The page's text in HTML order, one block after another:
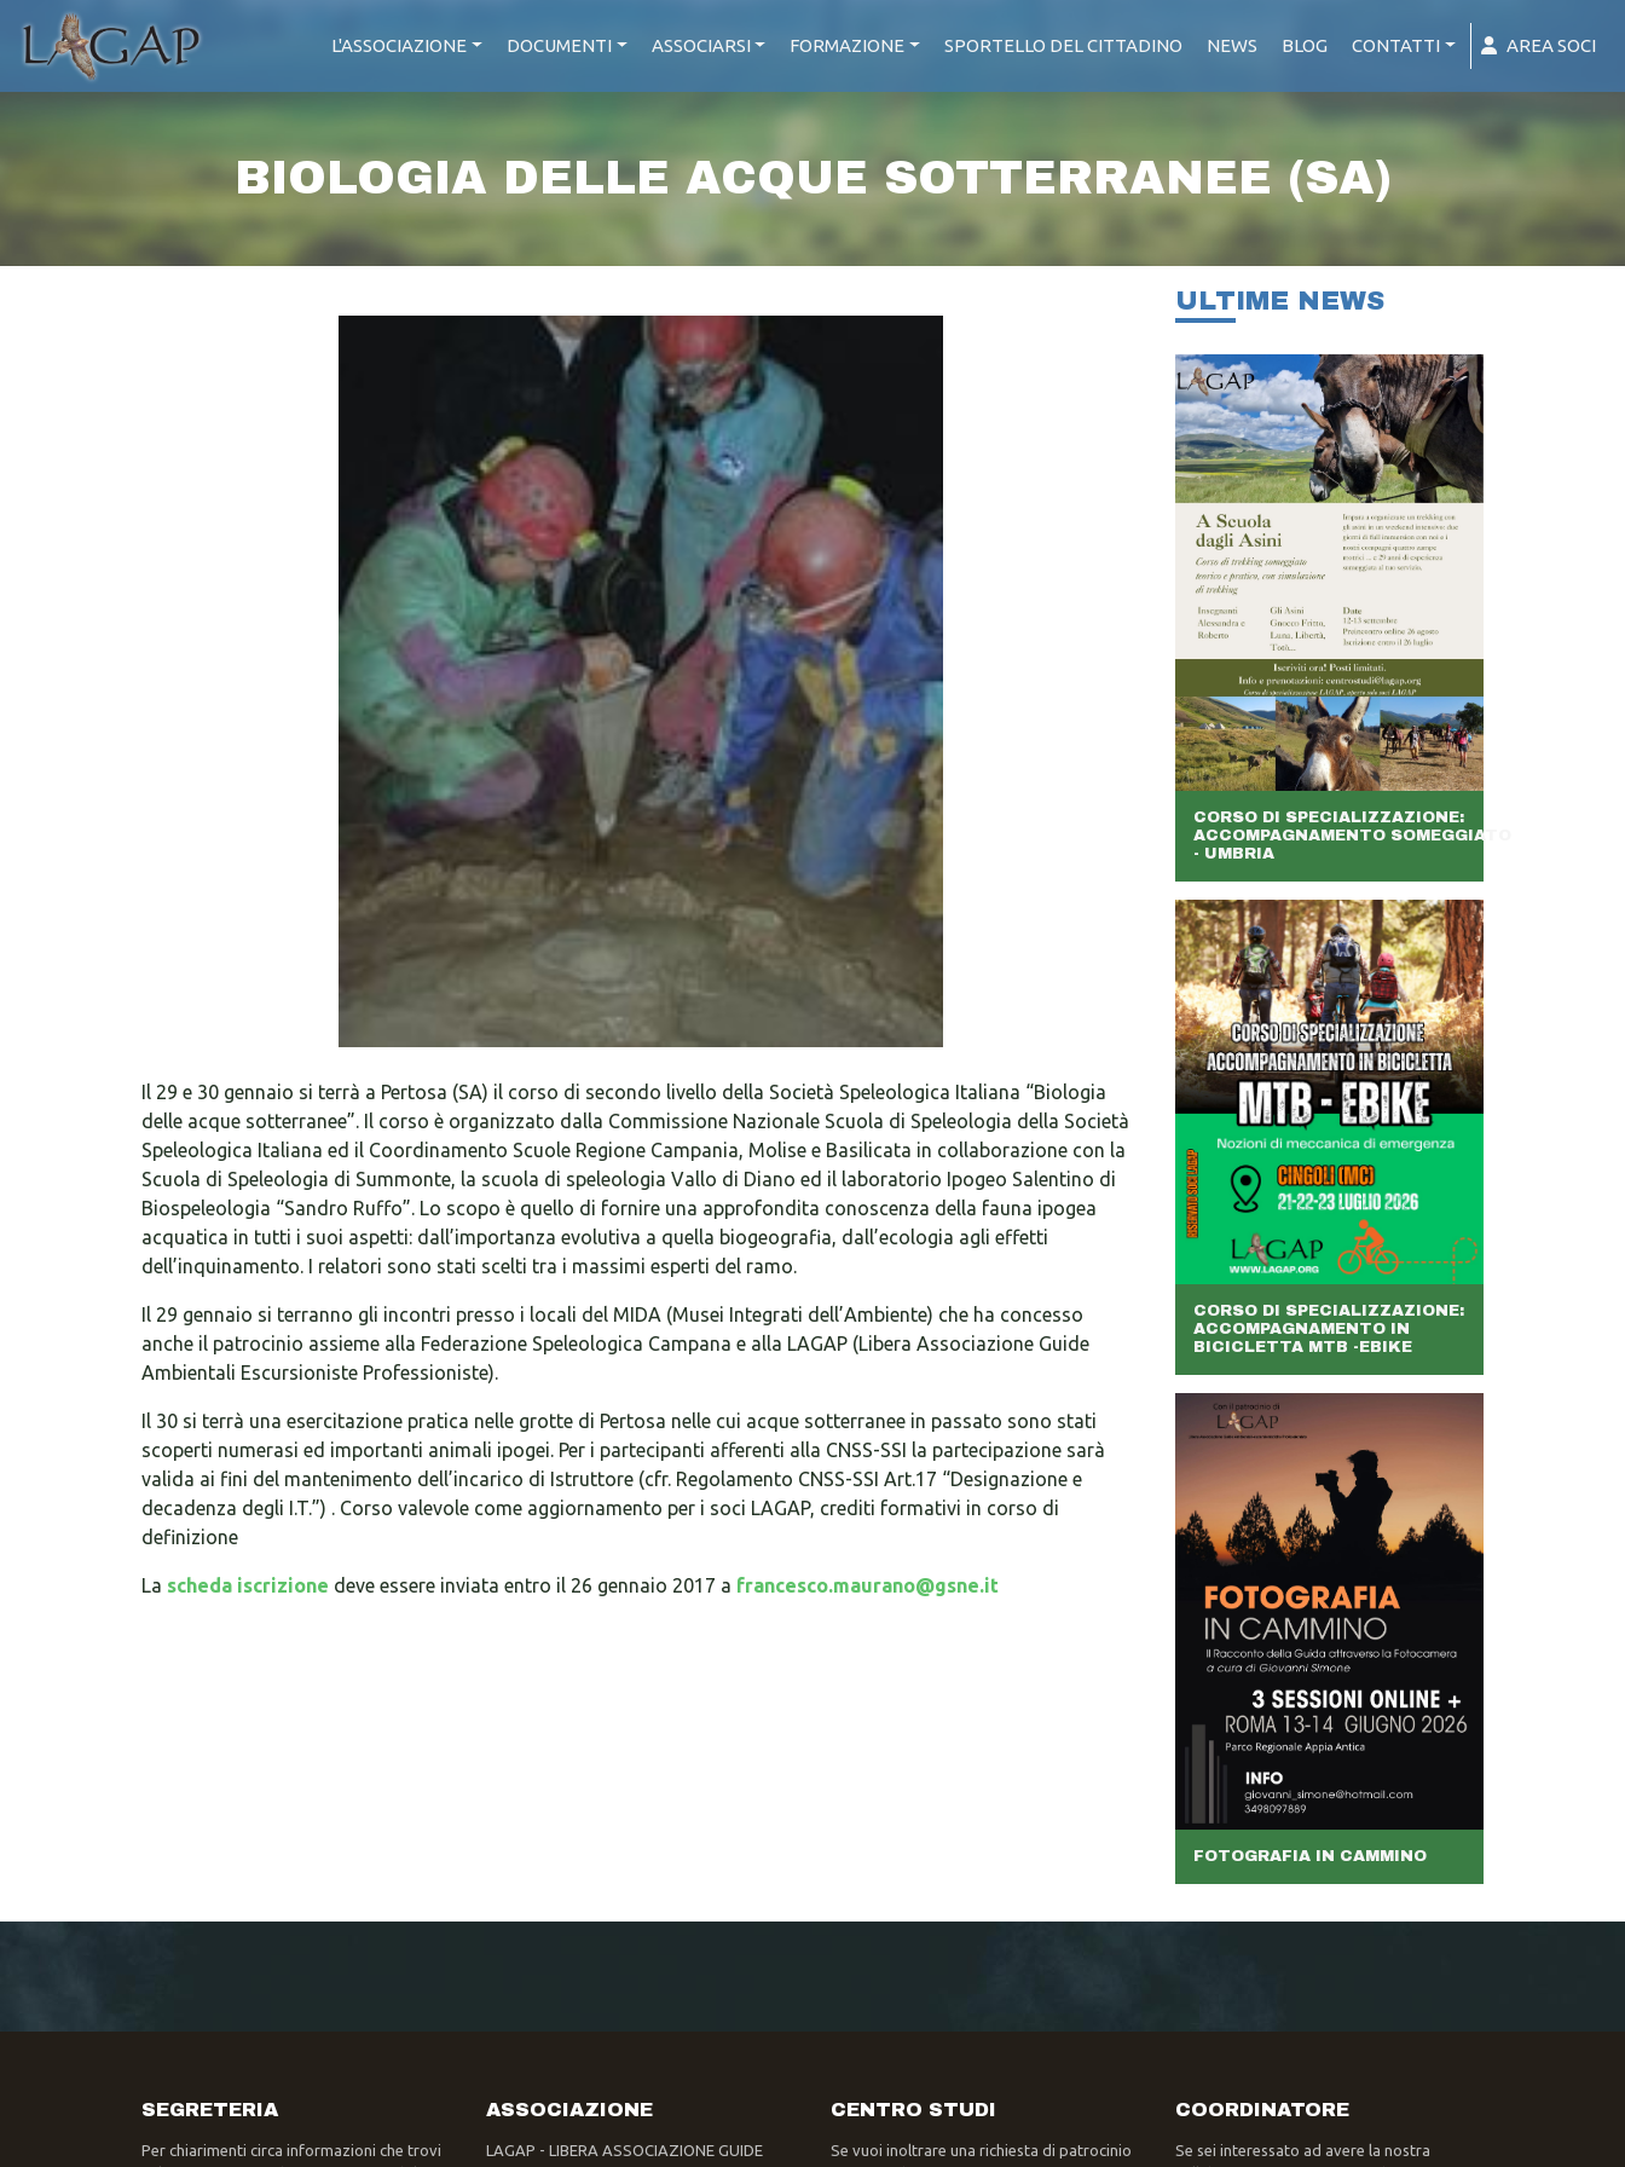
L'ASSOCIAZIONE DOCUMENTI ASSOCIARSI FORMAZIONE SPORTELLO DEL CITTADINO NEWS BLOG CONTATTI AREA SOCI
BIOLOGIA DELLE ACQUE SOTTERRANEE (SA)
Il 29 e 30 gennaio si terrà a Pertosa (SA) il corso di secondo livello della Società Speleologica Italiana “Biologia
delle acque sotterranee”. Il corso è organizzato dalla Commissione Nazionale Scuola di Speleologia della Società
Speleologica Italiana ed il Coordinamento Scuole Regione Campania, Molise e Basilicata in collaborazione con la
Scuola di Speleologia di Summonte, la scuola di speleologia Vallo di Diano ed il laboratorio Ipogeo Salentino di
Biospeleologia “Sandro Ruffo”. Lo scopo è quello di fornire una approfondita conoscenza della fauna ipogea
acquatica in tutti i suoi aspetti: dall’importanza evolutiva a quella biogeografia, dall’ecologia agli effetti
dell’inquinamento. I relatori sono stati scelti tra i massimi esperti del ramo.
Il 29 gennaio si terranno gli incontri presso i locali del MIDA (Musei Integrati dell’Ambiente) che ha concesso
anche il patrocinio assieme alla Federazione Speleologica Campana e alla LAGAP (Libera Associazione Guide
Ambientali Escursioniste Professioniste).
Il 30 si terrà una esercitazione pratica nelle grotte di Pertosa nelle cui acque sotterranee in passato sono stati
scoperti numerasi ed importanti animali ipogei. Per i partecipanti afferenti alla CNSS-SSI la partecipazione sarà
valida ai fini del mantenimento dell’incarico di Istruttore (cfr. Regolamento CNSS-SSI Art.17 “Designazione e
decadenza degli I.T.”) . Corso valevole come aggiornamento per i soci LAGAP, crediti formativi in corso di
definizione
La scheda iscrizione deve essere inviata entro il 26 gennaio 2017 a francesco.maurano@gsne.it
ULTIME NEWS
CORSO DI SPECIALIZZAZIONE:
ACCOMPAGNAMENTO SOMEGGIATO
- UMBRIA
CORSO DI SPECIALIZZAZIONE:
ACCOMPAGNAMENTO IN
BICICLETTA MTB -EBIKE
FOTOGRAFIA IN CAMMINO
SEGRETERIA
Per chiarimenti circa informazioni che trovi
ASSOCIAZIONE
LAGAP - LIBERA ASSOCIAZIONE GUIDE
CENTRO STUDI
Se vuoi inoltrare una richiesta di patrocinio
COORDINATORE
Se sei interessato ad avere la nostra